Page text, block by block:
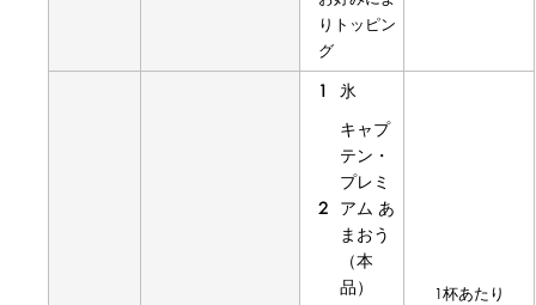
りトッピン
グ
1 氷
2
キャプ
テン・
プレミ
アム あ
まおう
（本
品）
1杯あたり